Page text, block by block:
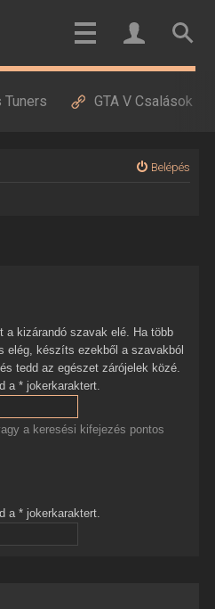
Tuners GTA V Csalások
Belépés
kizárandó szavak elé. Ha több
elég, készíts ezekből a szavakból
tedd az egészet zárójelek közé.
a * jokerkaraktert.
a keresési kifejezés pontos
a * jokerkaraktert.